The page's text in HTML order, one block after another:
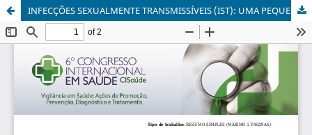
INFECÇÕES SEXUALMENTE TRANSMISSÍVEIS (IST): UMA PEQUENA REVISÃO